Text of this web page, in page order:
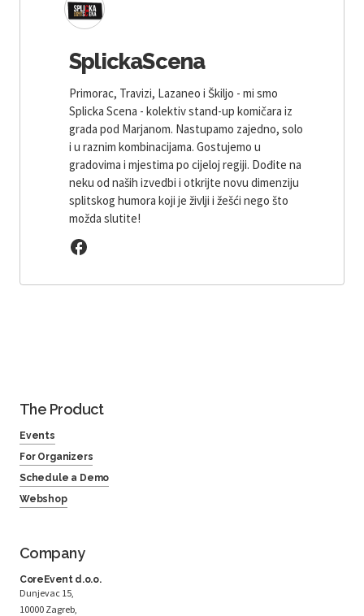
SplickaScena
Primorac, Travizi, Lazaneo i Škiljo - mi smo
Splicka Scena - kolektiv stand-up komičara iz
grada pod Marjanom. Nastupamo zajedno, solo
i u raznim kombinacijama. Gostujemo u
gradovima i mjestima po cijeloj regiji. Dođite na
neku od naših izvedbi i otkrijte novu dimenziju
splitskog humora koji je življi i žešći nego što
možda slutite!
The Product
Events
For Organizers
Schedule a Demo
Webshop
Company
CoreEvent d.o.o.
Dunjevac 15,
10000 Zagreb,